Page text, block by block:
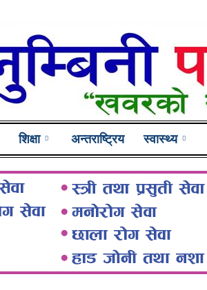
Lumbini
Pati
शिक्षा अन्तराष्ट्रिय स्वास्थ्य